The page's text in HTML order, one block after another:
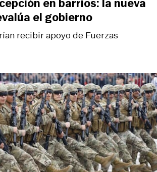
recibir apoyo de Fuerzas
en barrios: la nueva
el gobierno